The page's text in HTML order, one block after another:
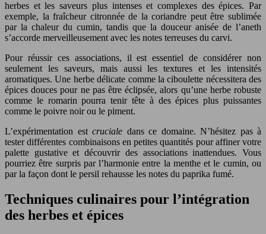
herbes et les saveurs plus intenses et complexes des épices. Par
exemple, la fraîcheur citronnée de la coriandre peut être sublimée
par la chaleur du cumin, tandis que la douceur anisée de l’aneth
s’accorde merveilleusement avec les notes terreuses du carvi.
Pour réussir ces associations, il est essentiel de considérer non
seulement les saveurs, mais aussi les textures et les intensités
aromatiques. Une herbe délicate comme la ciboulette nécessitera des
épices douces pour ne pas être éclipsée, alors qu’une herbe robuste
comme le romarin pourra tenir tête à des épices plus puissantes
comme le poivre noir ou le piment.
L’expérimentation est cruciale dans ce domaine. N’hésitez pas à
tester différentes combinaisons en petites quantités pour affiner votre
palette gustative et découvrir des associations inattendues. Vous
pourriez être surpris par l’harmonie entre la menthe et le cumin, ou
par la façon dont le persil rehausse les notes du paprika fumé.
Techniques culinaires pour l’intégration
des herbes et épices